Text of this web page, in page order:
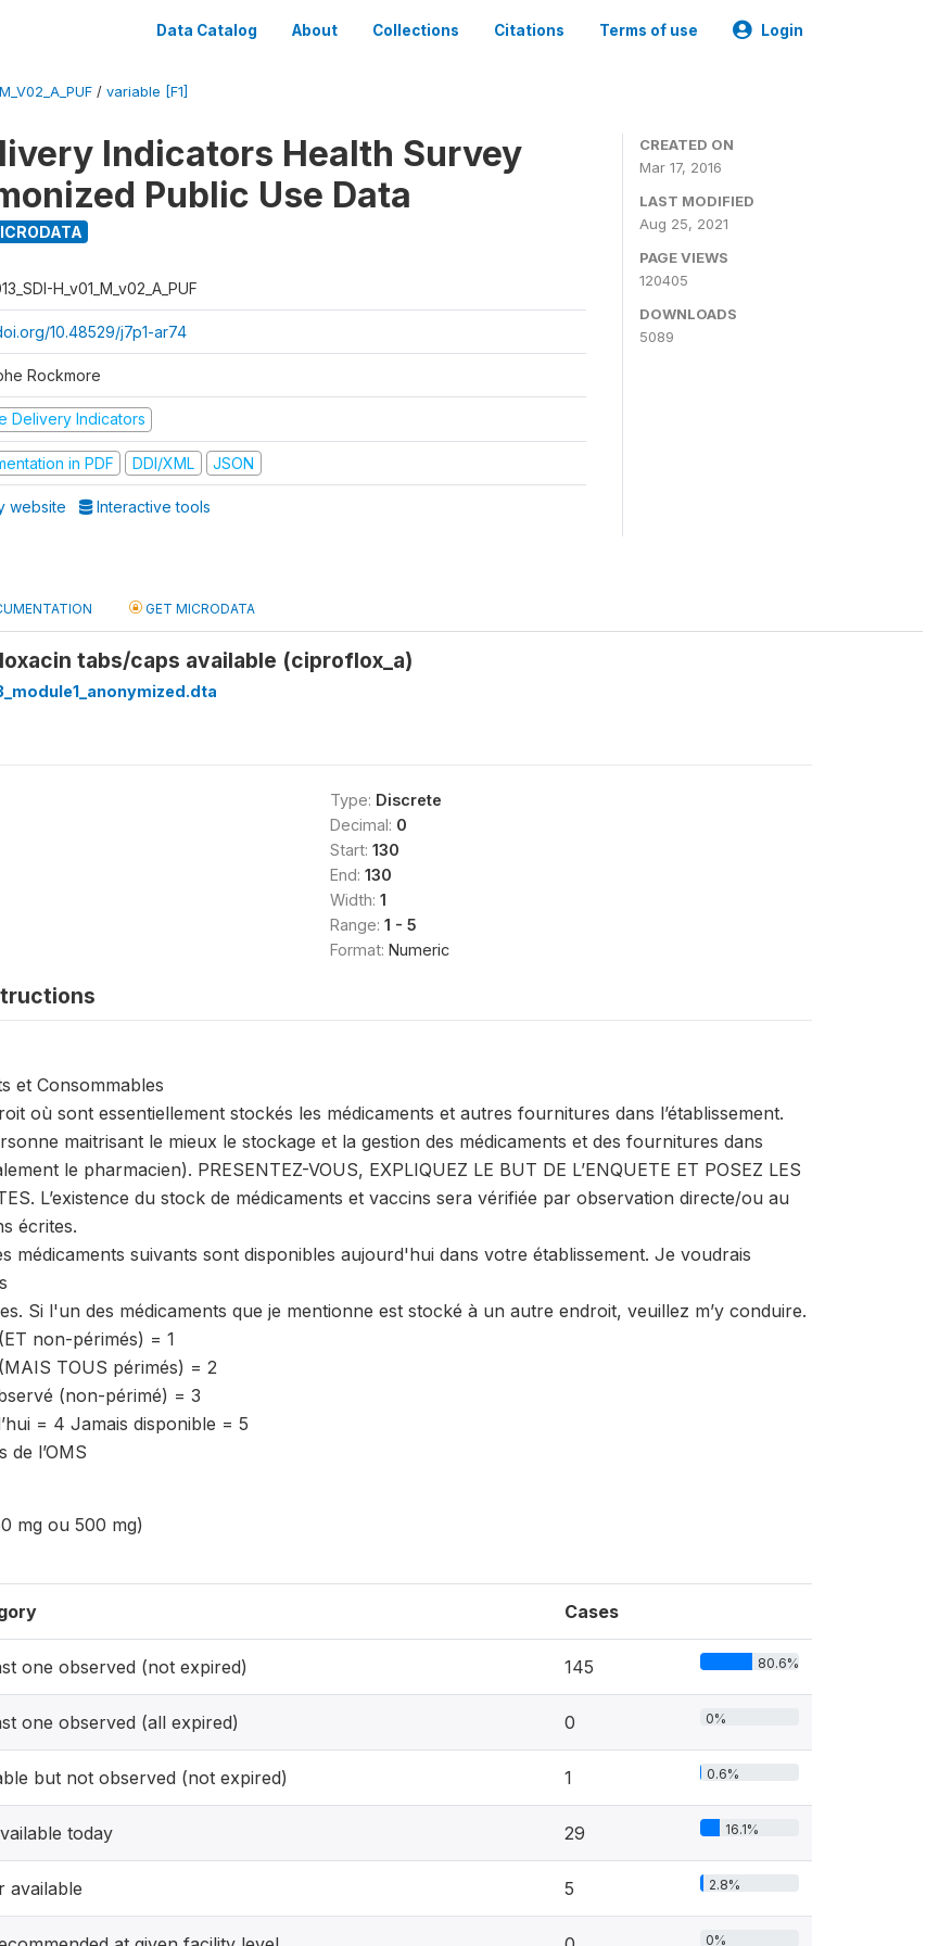
Data Catalog About Collections Citations Terms of use Login
/ variable [F1]
Indicators Health Survey
Public Use Data
H_v01_M_v02_A_PUF
10.48529/j7p1-ar74
Rockmore
Delivery Indicators
in PDF DDI/XML JSON
website Interactive tools
CREATED ON
Mar 17, 2016
LAST MODIFIED
Aug 25, 2021
PAGE VIEWS
120405
DOWNLOADS
5089
GET MICRODATA
tabs/caps available (ciproflox_a)
Type: Discrete
Decimal: 0
Start: 130
End: 130
Width: 1
Range: 1 - 5
Format: Numeric
et Consommables
où sont essentiellement stockés les médicaments et autres fournitures dans l’établissement.
maitrisant le mieux le stockage et la gestion des médicaments et des fournitures dans
le pharmacien). PRESENTEZ-VOUS, EXPLIQUEZ LE BUT DE L’ENQUETE ET POSEZ LES
L’existence du stock de médicaments et vaccins sera vérifiée par observation directe/ou au
écrites.
médicaments suivants sont disponibles aujourd'hui dans votre établissement. Je voudrais
Si l'un des médicaments que je mentionne est stocké à un autre endroit, veuillez m’y conduire.
non-périmés) = 1
TOUS périmés) = 2
(non-périmé) = 3
= 4 Jamais disponible = 5
de l’OMS
mg ou 500 mg)
Cases
one observed (not expired) 145 80.6%
one observed (all expired) 0 0%
but not observed (not expired) 1 0.6%
today 29 16.1%
available 5 2.8%
0%